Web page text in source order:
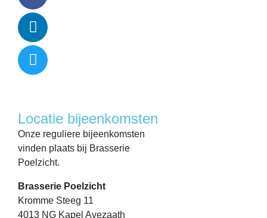
Locatie bijeenkomsten
Onze reguliere bijeenkomsten
vinden plaats bij Brasserie
Poelzicht.
Brasserie Poelzicht
Kromme Steeg 11
4013 NG Kapel Avezaath